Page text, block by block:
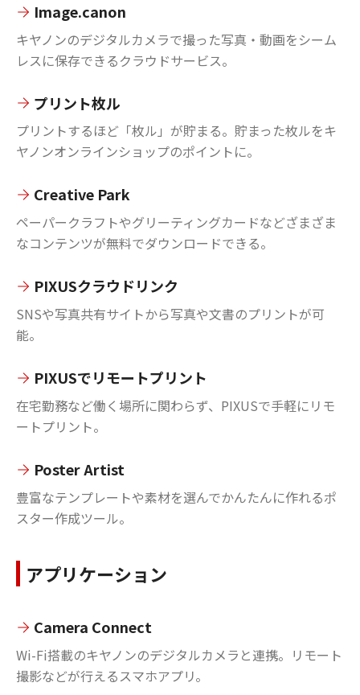
Image.canon
キヤノンのデジタルカメラで撮った写真・動画をシーム
レスに保存できるクラウドサービス。
プリント枚ル
プリントするほど「枚ル」が貯まる。貯まった枚ルをキ
ヤノンオンラインショップのポイントに。
Creative Park
ペーパークラフトやグリーティングカードなどざまざま
なコンテンツが無料でダウンロードできる。
PIXUSクラウドリンク
SNSや写真共有サイトから写真や文書のプリントが可
能。
PIXUSでリモートプリント
在宅勤務など働く場所に関わらず、PIXUSで手軽にリモ
ートプリント。
Poster Artist
豊富なテンプレートや素材を選んでかんたんに作れるポ
スター作成ツール。
アプリケーション
Camera Connect
Wi-Fi搭載のキヤノンのデジタルカメラと連携。リモート
撮影などが行えるスマホアプリ。